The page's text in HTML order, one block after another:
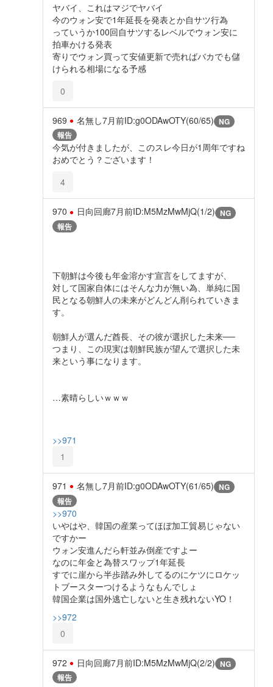
ヤバイ、これはマジでヤバイ
今のウォン安で1年延長を発表とか自サツ行為
っていうか100回自サツするレベルでウォン安に
拍車かける発表
寄りでウォン買って安値更新で売ればバカでも儲
けられる相場になる予感
0
969 名無し7月前ID:g0ODAwOTY(60/65) NG
報告
今気が付きましたが、このスレ今日が1周年ですね
おめでとう？ございます！
4
970 日向回廊7月前ID:M5MzMwMjQ(1/2) NG
報告
下朝鮮は今後も年金溶かす宣言をしてますが、
対して国家自体にはそんな力が無い為、単純に国
民となる朝鮮人の未来がどんどん削られていきま
す。
朝鮮人が選んだ酋長、その彼が選択した未来──
つまり、この現実は朝鮮民族が望んで選択した未
来という事になります。
…素晴らしいｗｗｗ
>>971
1
971 名無し7月前ID:g0ODAwOTY(61/65) NG
報告
>>970
いやはや、韓国の産業ってほぼ加工貿易じゃない
ですかー
ウォン安進んだら軒並み倒産ですよー
なのに年金と為替スワップ1年延長
すでに崖から半歩踏み外してるのにケツにロケッ
トブースターつけるようなもんでしょ
韓国企業は国外逃亡しないと生き残れないYO！
>>972
0
972 日向回廊7月前ID:M5MzMwMjQ(2/2) NG
報告